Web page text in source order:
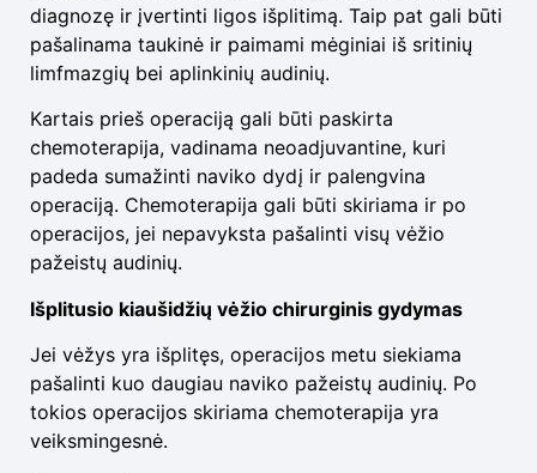
diagnozę ir įvertinti ligos išplitimą. Taip pat gali būti
pašalinama taukinė ir paimami mėginiai iš sritinių
limfmazgių bei aplinkinių audinių.
Kartais prieš operaciją gali būti paskirta
chemoterapija, vadinama neoadjuvantine, kuri
padeda sumažinti naviko dydį ir palengvina
operaciją. Chemoterapija gali būti skiriama ir po
operacijos, jei nepavyksta pašalinti visų vėžio
pažeistų audinių.
Išplitusio kiaušidžių vėžio chirurginis gydymas
Jei vėžys yra išplitęs, operacijos metu siekiama
pašalinti kuo daugiau naviko pažeistų audinių. Po
tokios operacijos skiriama chemoterapija yra
veiksmingesnė.